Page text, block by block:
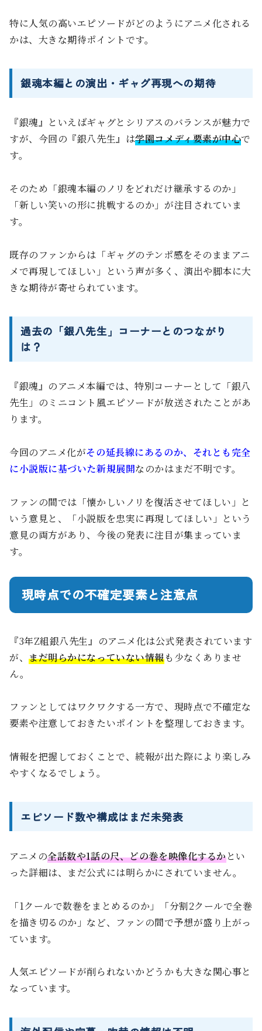
特に人気の高いエピソードがどのようにアニメ化される
かは、大きな期待ポイントです。
銀魂本編との演出・ギャグ再現への期待
『銀魂』といえばギャグとシリアスのバランスが魅力で
すが、今回の『銀八先生』は学園コメディ要素が中心で
す。
そのため「銀魂本編のノリをどれだけ継承するのか」
「新しい笑いの形に挑戦するのか」が注目されていま
す。
既存のファンからは「ギャグのテンポ感をそのままアニ
メで再現してほしい」という声が多く、演出や脚本に大
きな期待が寄せられています。
過去の「銀八先生」コーナーとのつながり
は？
『銀魂』のアニメ本編では、特別コーナーとして「銀八
先生」のミニコント風エピソードが放送されたことがあ
ります。
今回のアニメ化がその延長線にあるのか、それとも完全
に小説版に基づいた新規展開なのかはまだ不明です。
ファンの間では「懐かしいノリを復活させてほしい」と
いう意見と、「小説版を忠実に再現してほしい」という
意見の両方があり、今後の発表に注目が集まっていま
す。
現時点での不確定要素と注意点
『3年Z組銀八先生』のアニメ化は公式発表されています
が、まだ明らかになっていない情報も少なくありませ
ん。
ファンとしてはワクワクする一方で、現時点で不確定な
要素や注意しておきたいポイントを整理しておきます。
情報を把握しておくことで、続報が出た際により楽しみ
やすくなるでしょう。
エピソード数や構成はまだ未発表
アニメの全話数や1話の尺、どの巻を映像化するかとい
った詳細は、まだ公式には明らかにされていません。
「1クールで数巻をまとめるのか」「分割2クールで全巻
を描き切るのか」など、ファンの間で予想が盛り上がっ
ています。
人気エピソードが削られないかどうかも大きな関心事と
なっています。